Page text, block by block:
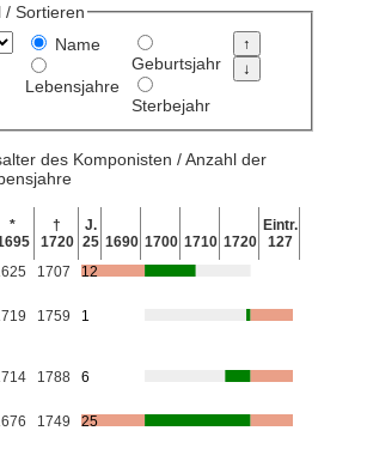
/ Sortieren
Name
Lebensjahre
Geburtsjahr
Sterbejahr
des Komponisten / Anzahl der
*
†
1720
J.
25 1690 1700 1710 1720
Eintr.
127
1707 12
1759 1
1788 6
1749 25